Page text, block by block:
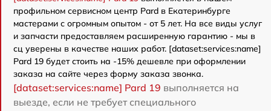
профильном сервисном центр Pard в Екатеринбурге
мастерами с огромным опытом - от 5 лет. На все виды услуг
и запчасти предоставляем расширенную гарантию - мы в
сц уверены в качестве наших работ. [dataset:services:name]
Pard 19 будет стоить на -15% дешевле при оформлении
заказа на сайте через форму заказа звонка.
[dataset:services:name] Pard 19 выполняется на
выезде, если не требует специального